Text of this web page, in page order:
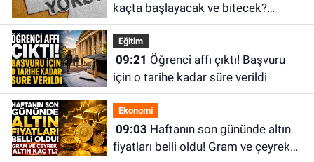
kaçta başlayacak ve bitecek?
YÖKDİL/2 sonuçları ne zaman
açıklanacak?
Eğitim
09:21
için o tarihe kadar süre verildi
Ekonomi
09:03
fiyatları belli oldu! Gram ve çeyrek